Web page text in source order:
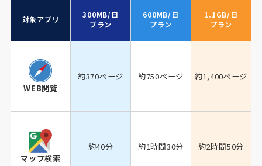
対象アプリ
300MB/日
プラン
600MB/日
プラン
1.1GB/日
プラン
WEB閲覧
約370ページ 約750ページ 約1,400ページ
マップ検索
約40分 約1時間30分 約2時間50分